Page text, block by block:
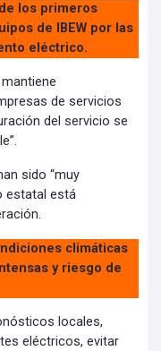
los primeros
de IBEW por las
eléctrico.
de servicios
del servicio se
sido “muy
estatal está
climáticas
y riesgo de
locales,
eléctricos, evitar